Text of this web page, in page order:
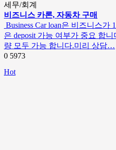
세무/회계
비즈니스 카론, 자동차 구매
Business Car loan은 비즈니스
은 deposit 가능 여부가 중요 합
량 모두 가능 합니다.미리 상담…
0 5973
Hot